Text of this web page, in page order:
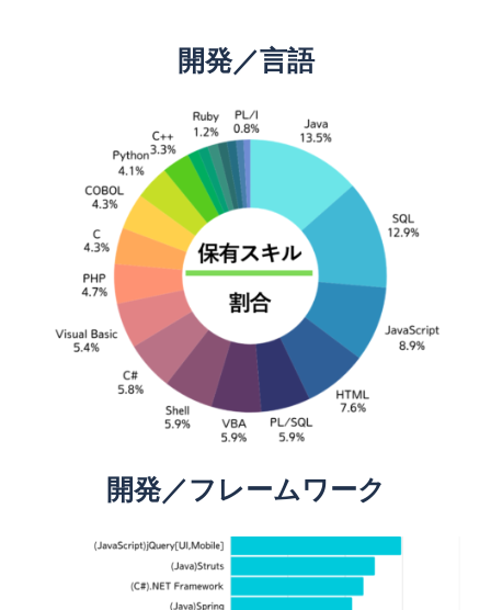
開発／言語
開発／フレームワーク